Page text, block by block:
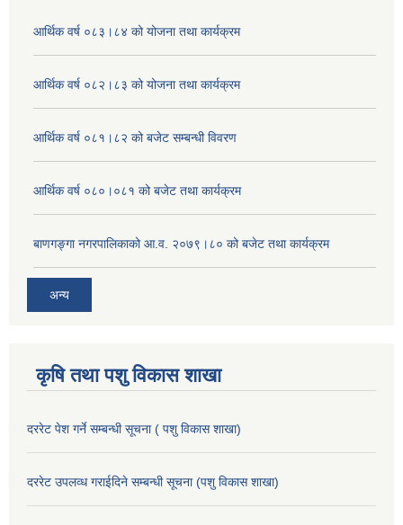
आर्थिक वर्ष ०८३।८४ को योजना तथा कार्यक्रम
आर्थिक वर्ष ०८२।८३ को योजना तथा कार्यक्रम
आर्थिक वर्ष ०८१।८२ को बजेट सम्बन्धी विवरण
आर्थिक वर्ष ०८०।०८१ को बजेट तथा कार्यक्रम
बाणगङ्गा नगरपालिकाको आ.व. २०७९।८० को बजेट तथा कार्यक्रम
अन्य
कृषि तथा पशु विकास शाखा
दररेट पेश गर्ने सम्बन्धी सूचना ( पशु विकास शाखा)
दररेट उपलव्ध गराईदिने सम्बन्धी सूचना (पशु विकास शाखा)